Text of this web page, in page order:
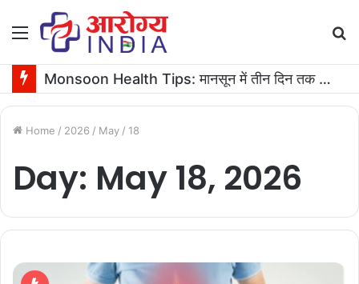
Menu
Monsoon Health Tips: मानसून में तीन दिन तक बुखार रहने पर कराएं ये जरूरी टेस्ट
Home / 2026 / May / 18
Day: May 18, 2026